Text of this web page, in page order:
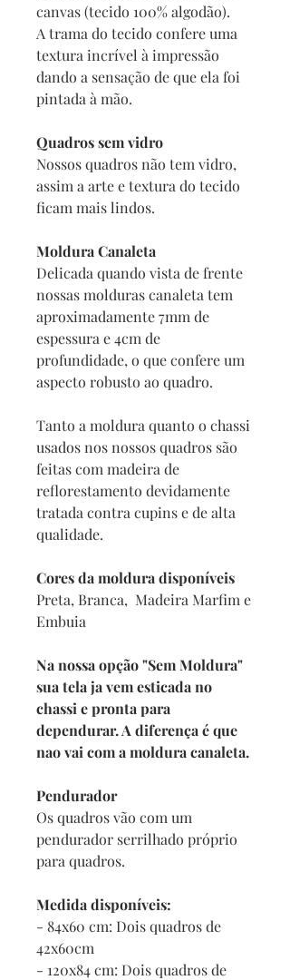
canvas (tecido 100% algodão).
A trama do tecido confere uma
textura incrível à impressão
dando a sensação de que ela foi
pintada à mão.
Quadros sem vidro
Nossos quadros não tem vidro,
assim a arte e textura do tecido
ficam mais lindos.
Moldura Canaleta
Delicada quando vista de frente
nossas molduras canaleta tem
aproximadamente 7mm de
espessura e 4cm de
profundidade, o que confere um
aspecto robusto ao quadro.
Tanto a moldura quanto o chassi
usados nos nossos quadros são
feitas com madeira de
reflorestamento devidamente
tratada contra cupins e de alta
qualidade.
Cores da moldura disponíveis
Preta, Branca, Madeira Marfim e
Embuia
Na nossa opção "Sem Moldura"
sua tela ja vem esticada no
chassi e pronta para
dependurar. A diferença é que
nao vai com a moldura canaleta.
Pendurador
Os quadros vão com um
pendurador serrilhado próprio
para quadros.
Medida disponíveis:
- 84x60 cm: Dois quadros de
42x60cm
- 120x84 cm: Dois quadros de